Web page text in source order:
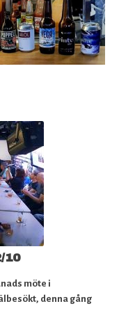
10
möte i
denna gång